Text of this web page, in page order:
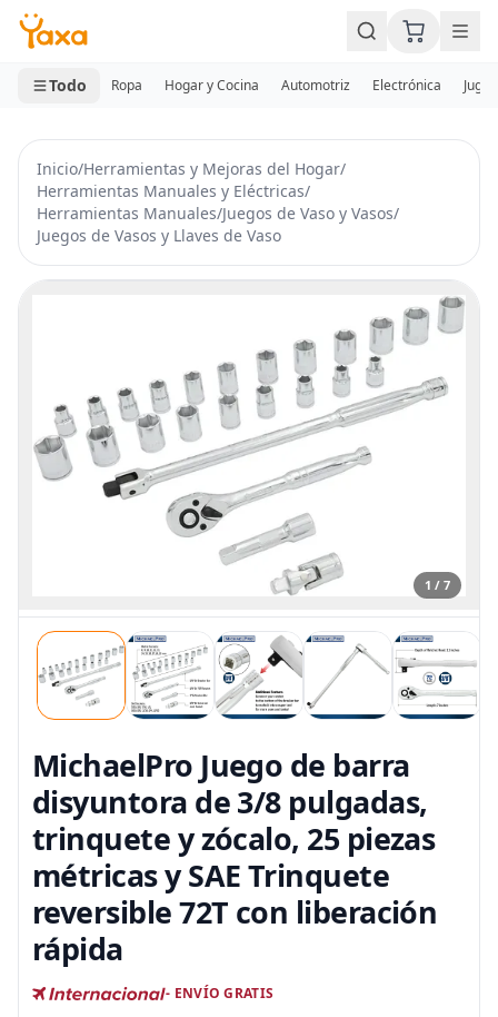
MINI CARRITO
0 productos
Todo Ropa Hogar y Cocina Automotriz Electrónica
Inicio/Herramientas y Mejoras del Hogar/
Herramientas Manuales y Eléctricas/
Herramientas Manuales/Juegos de Vaso y Vasos/
Juegos de Vasos y Llaves de Vaso
1 / 7
MichaelPro Juego de barra
disyuntora de 3/8 pulgadas,
trinquete y zócalo, 25 piezas
métricas y SAE Trinquete
reversible 72T con liberación
rápida
- ENVÍO GRATIS